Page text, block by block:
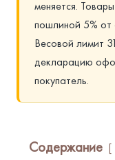
меняется.
пошлиной 5%
Весовой лимит
декларацию
покупатель.
Содержание